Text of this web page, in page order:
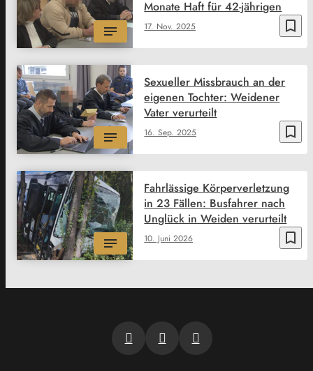
bookmark_border
17. Nov. 2025
Monate Haft für 42-jährigen
bookmark_border
16. Sep. 2025
Sexueller Missbrauch an der
eigenen Tochter: Weidener
Vater verurteilt
bookmark_border
10. Juni 2026
Fahrlässige Körperverletzung
in 23 Fällen: Busfahrer nach
Unglück in Weiden verurteilt